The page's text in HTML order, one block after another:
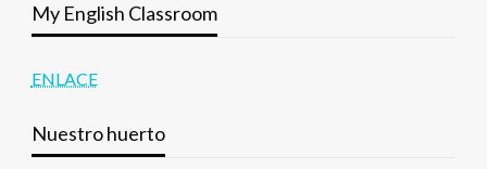
My English Classroom
ENLACE
Nuestro huerto